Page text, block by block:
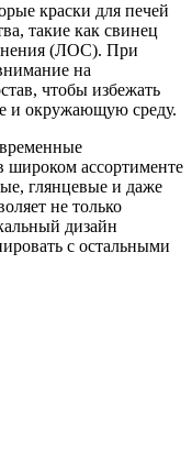
краски для печей
такие как свинец
(ЛОС). При
на
чтобы избежать
и окружающую среду.
широком ассортименте
глянцевые и даже
не только
дизайн
с остальными